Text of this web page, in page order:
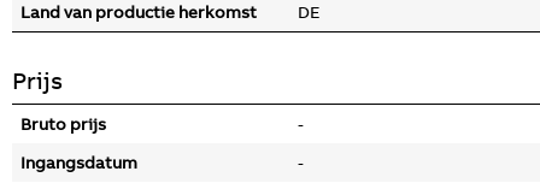
Land van productie herkomst
DE
Prijs
Bruto prijs
-
Ingangsdatum
-